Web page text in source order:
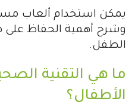
يمكن استخدام ألعاب
وشرح أهمية الحفاظ
الطفل.
ما هي التقنية
الأطفال؟